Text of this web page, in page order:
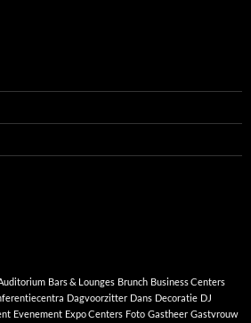
Bars & Lounges Brunch Business Centers
Dagvoorzitter Dans Decoratie DJ
Evenement Expo Centers Foto Gastheer Gastvrouw